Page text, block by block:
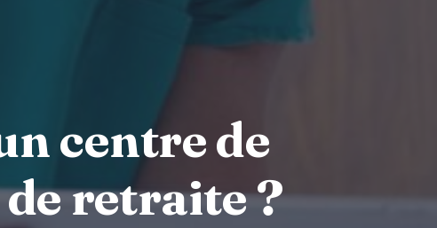
centre de
retraite ?